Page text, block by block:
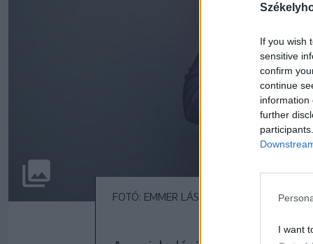
If you wish
sensitive
confirm
continue
information
further
I want
FOTÓ: EMMER LÁSZLÓ